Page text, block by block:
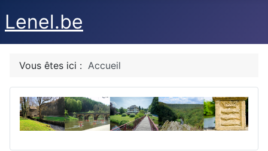
Lenel.be
Vous êtes ici : Accueil